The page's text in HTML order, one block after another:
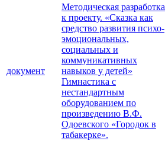
документ
Методическая разработка
к проекту. «Сказка как
средство развития психо-
эмоциональных,
социальных и
коммуникативных
навыков у детей»
Гимнастика с
нестандартным
оборудованием по
произведению В.Ф.
Одоевского «Городок в
табакерке».